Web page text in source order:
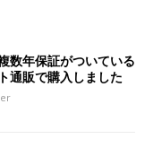
数年保証がついている
通販で購入しました